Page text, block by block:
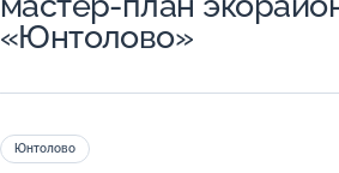
«Юнтолово»
Юнтолово